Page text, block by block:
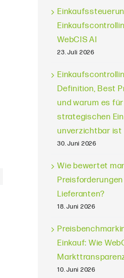
WebCIS AI
23. Juli 2026
Definition, Best
und warum es
strategischen
unverzichtbar ist
30. Juni 2026
Wie bewertet
Lieferanten?
18. Juni 2026
Einkauf: Wie
10. Juni 2026